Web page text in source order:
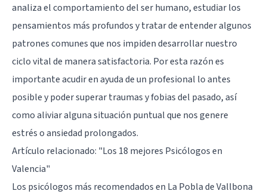
analiza el comportamiento del ser humano, estudiar los
pensamientos más profundos y tratar de entender algunos
patrones comunes que nos impiden desarrollar nuestro
ciclo vital de manera satisfactoria. Por esta razón es
importante acudir en ayuda de un profesional lo antes
posible y poder superar traumas y fobias del pasado, así
como aliviar alguna situación puntual que nos genere
estrés o ansiedad prolongados.
Artículo relacionado: "Los 18 mejores Psicólogos en
Valencia"
Los psicólogos más recomendados en La Pobla de Vallbona